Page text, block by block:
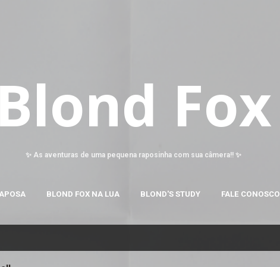
Blond Fox
✨ As aventuras de uma pequena raposinha com sua câmera!! ✨
BLOND FOX NA LUA BLOND'S STUDY FALE CONOSCO